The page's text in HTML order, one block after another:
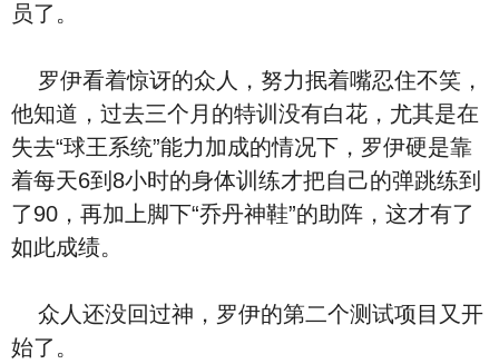
员了。
罗伊看着惊讶的众人，努力抿着嘴忍住不笑，
他知道，过去三个月的特训没有白花，尤其是在
失去“球王系统”能力加成的情况下，罗伊硬是靠
着每天6到8小时的身体训练才把自己的弹跳练到
了90，再加上脚下“乔丹神鞋”的助阵，这才有了
如此成绩。
众人还没回过神，罗伊的第二个测试项目又开
始了。